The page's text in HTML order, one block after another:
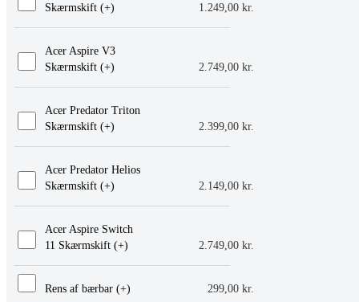
Skærmskift (+
1.249,00 kr.
)
Acer Aspire V3
Skærmskift (+
2.749,00 kr.
)
Acer Predator Triton
Skærmskift (+
2.399,00 kr.
)
Acer Predator Helios
Skærmskift (+
2.149,00 kr.
)
Acer Aspire Switch
11 Skærmskift (+
2.749,00 kr.
)
Rens af bærbar (+ 299,00 kr.
)